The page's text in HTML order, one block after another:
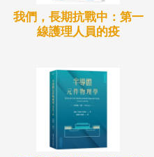
我們，長期抗戰中：第一
線護理人員的疫